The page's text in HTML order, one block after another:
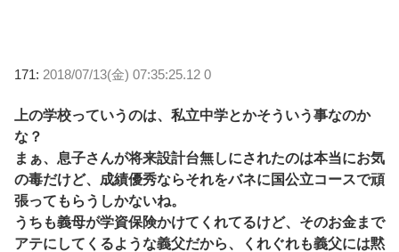
171: 2018/07/13(金) 07:35:25.12 0
上の学校っていうのは、私立中学とかそういう事なのか
な？
まぁ、息子さんが将来設計台無しにされたのは本当にお気
の毒だけど、成績優秀ならそれをバネに国公立コースで頑
張ってもらうしかないね。
うちも義母が学資保険かけてくれてるけど、そのお金まで
アテにしてくるような義父だから、くれぐれも義父には黙